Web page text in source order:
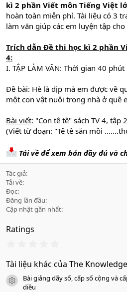
kì 2 phần Viết môn Tiếng Việt
hoàn toàn miễn phí. Tài liệu có 3
làm văn giúp các em luyện tập
Trích dẫn Đề thi học kì 2 phần
4:
I. TẬP LÀM VĂN: Thời gian 40 phút
Đề bài: Hè là dịp mà em được về
một con vật nuôi trong nhà ở quê
Bài viết: "Con tê tê" sách TV 4, tập
(Viết từ đoạn: "Tê tê săn mồi
Tải về để xem bản đầy đủ và
Tác giả
Tải về
Đọc
Đăng lần đầu
Cập nhật gần nhất
Ratings
0
0
a
Tài liệu khác của The Knowledge
icon tài liệu
Bài giảng dãy số, cấp số cộng và
diều